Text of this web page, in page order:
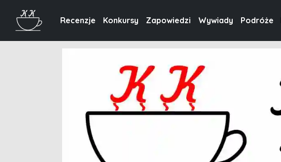
Recenzje Konkursy Zapowiedzi Wywiady Podróże